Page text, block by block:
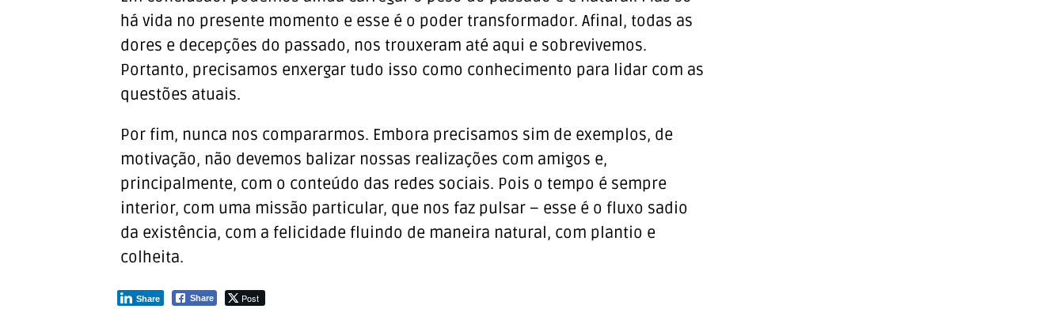
há vida no presente momento e esse é o poder transformador. Afinal, todas as
dores e decepções do passado, nos trouxeram até aqui e sobrevivemos.
Portanto, precisamos enxergar tudo isso como conhecimento para lidar com as
questões atuais.
Por fim, nunca nos compararmos. Embora precisamos sim de exemplos, de
motivação, não devemos balizar nossas realizações com amigos e,
principalmente, com o conteúdo das redes sociais. Pois o tempo é sempre
interior, com uma missão particular, que nos faz pulsar – esse é o fluxo sadio
da existência, com a felicidade fluindo de maneira natural, com plantio e
colheita.
Share Post
Share